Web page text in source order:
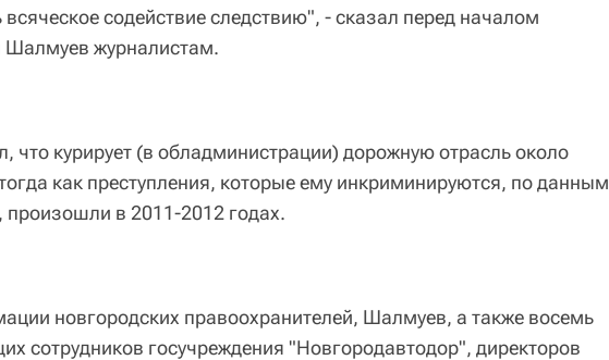
содействие следствию", - сказал перед началом
Шалмуев журналистам.
что курирует (в обладминиcтрации) дорожную отрасль около
как преступления, которые ему инкриминируются, по данным
произошли в 2011-2012 годах.
новгородских правоохранителей, Шалмуев, а также восемь
сотрудников госучреждения "Новгородавтодор", директоров